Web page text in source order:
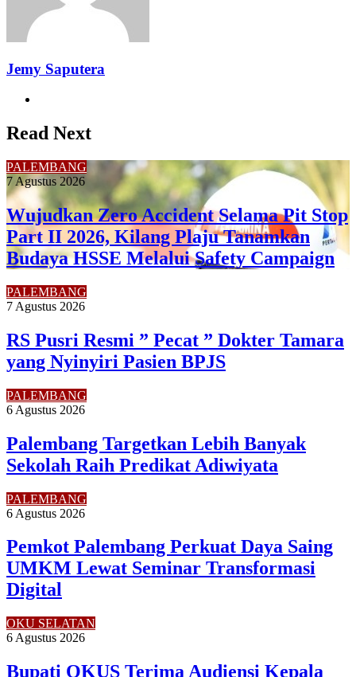
Jemy Saputera
Read Next
PALEMBANG
7 Agustus 2026
Wujudkan Zero Accident Selama Pit Stop
Part II 2026, Kilang Plaju Tanamkan
Budaya HSSE Melalui Safety Campaign
PALEMBANG
7 Agustus 2026
RS Pusri Resmi ” Pecat ” Dokter Tamara
yang Nyinyiri Pasien BPJS
PALEMBANG
6 Agustus 2026
Palembang Targetkan Lebih Banyak
Sekolah Raih Predikat Adiwiyata
PALEMBANG
6 Agustus 2026
Pemkot Palembang Perkuat Daya Saing
UMKM Lewat Seminar Transformasi
Digital
OKU SELATAN
6 Agustus 2026
Bupati OKUS Terima Audiensi Kepala